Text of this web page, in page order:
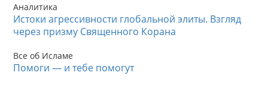
Аналитика
Истоки агрессивности глобальной элиты. Взгляд
через призму Священного Корана
Все об Исламе
Помоги — и тебе помогут